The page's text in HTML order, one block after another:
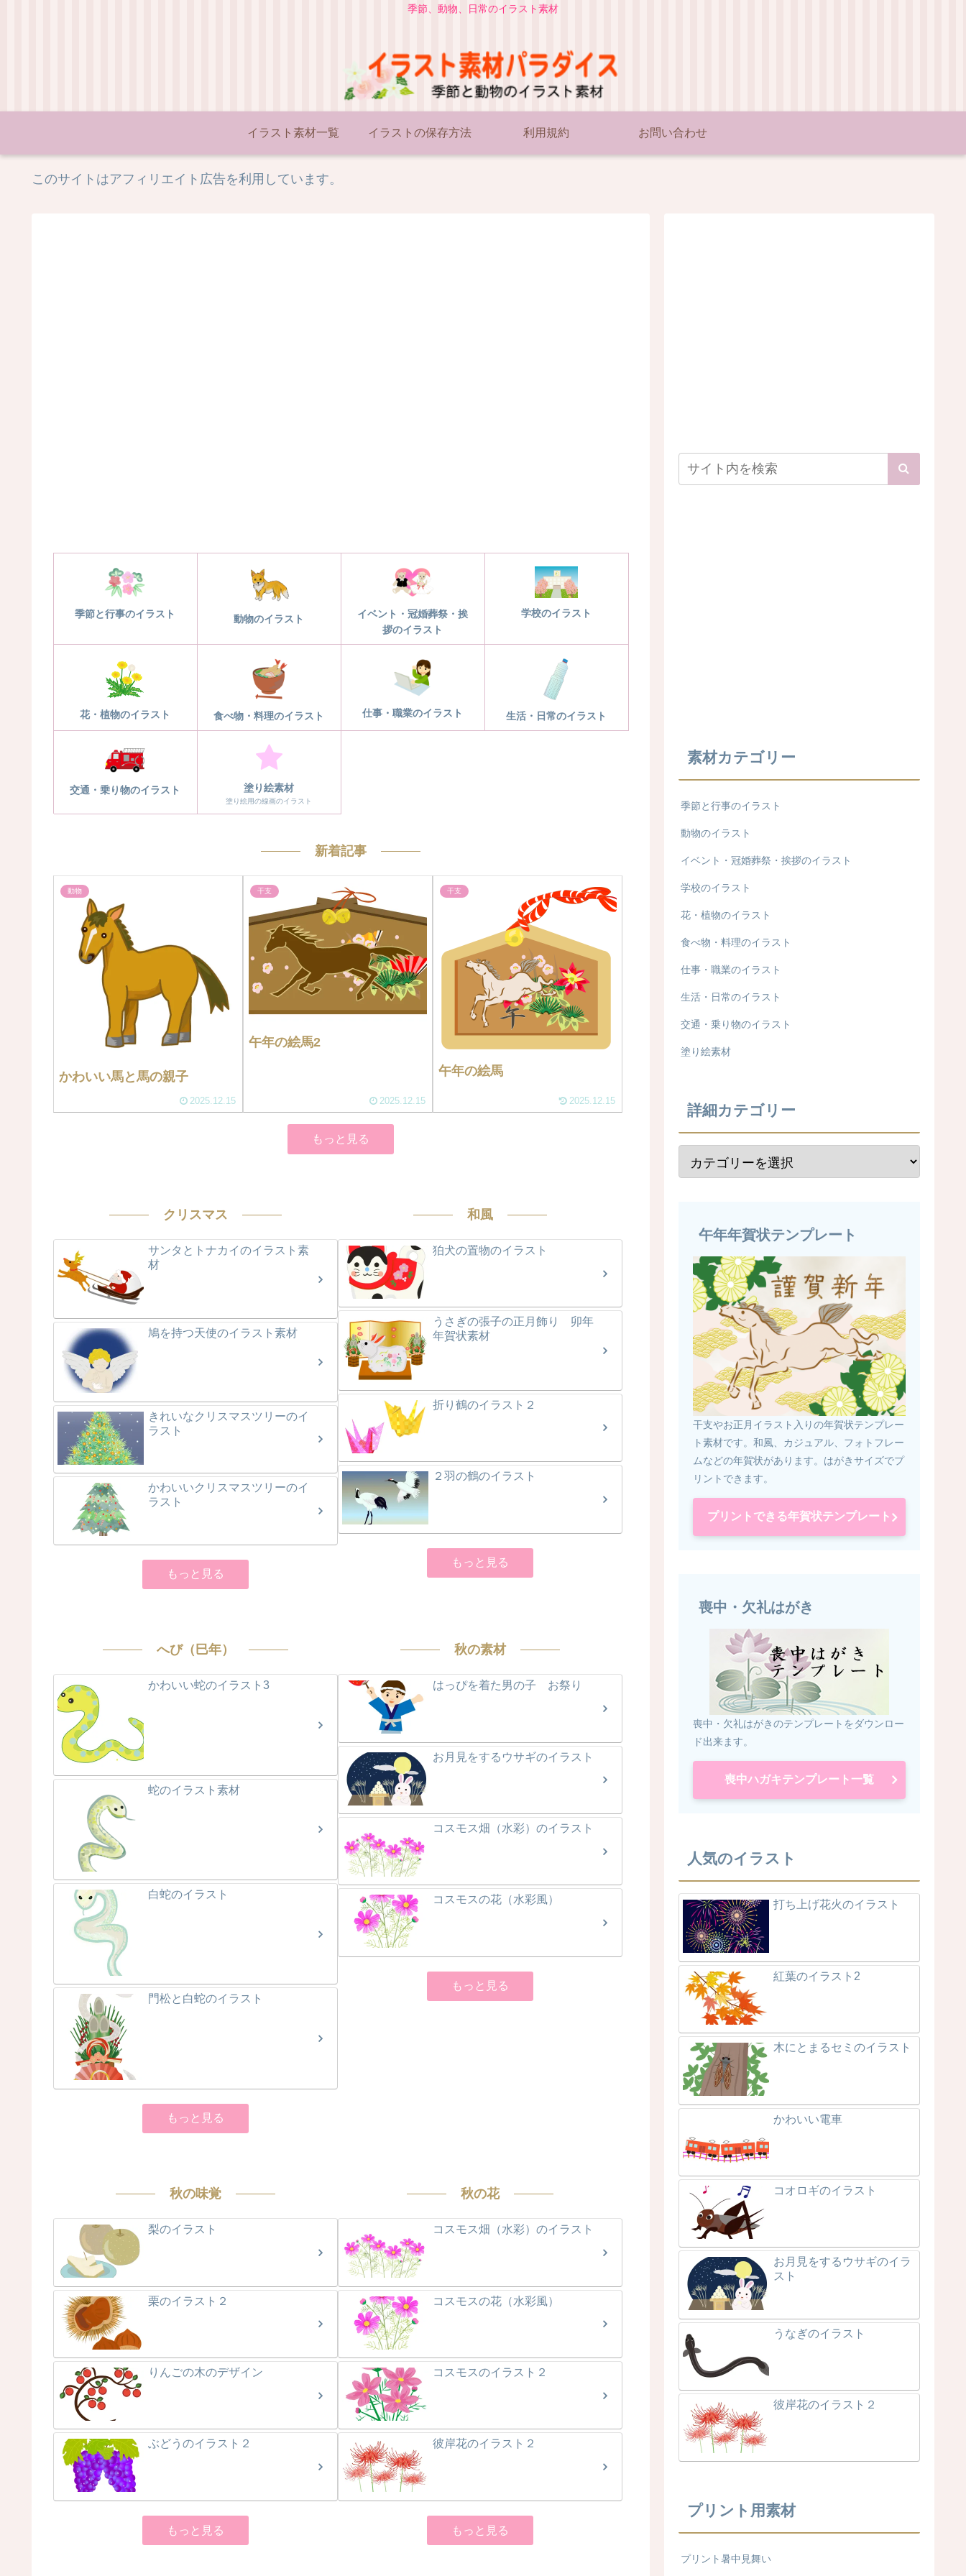
季節、動物、日常のイラスト素材
イラスト素材一覧 イラストの保存方法 利用規約 お問い合わせ
このサイトはアフィリエイト広告を利用しています。
季節と行事のイラスト 動物のイラスト
イベント・冠婚葬祭・挨
拶のイラスト
学校のイラスト
花・植物のイラスト 食べ物・料理のイラスト 仕事・職業のイラスト 生活・日常のイラスト
交通・乗り物のイラスト 塗り絵素材
塗り絵用の線画のイラスト
新着記事
動物
かわいい馬と馬の親子
2025.12.15
干支
午年の絵馬2
2025.12.15
干支
午年の絵馬
2025.12.15
もっと見る
クリスマス
サンタとトナカイのイラスト素
材
鳩を持つ天使のイラスト素材
きれいなクリスマスツリーのイ
ラスト
かわいいクリスマスツリーのイ
ラスト
もっと見る
和風
狛犬の置物のイラスト
うさぎの張子の正月飾り 卯年
年賀状素材
折り鶴のイラスト２
２羽の鶴のイラスト
もっと見る
へび（巳年）
かわいい蛇のイラスト3
蛇のイラスト素材
白蛇のイラスト
門松と白蛇のイラスト
もっと見る
秋の素材
はっぴを着た男の子 お祭り
お月見をするウサギのイラスト
コスモス畑（水彩）のイラスト
コスモスの花（水彩風）
もっと見る
秋の味覚
梨のイラスト
栗のイラスト２
りんごの木のデザイン
ぶどうのイラスト２
もっと見る
秋の花
コスモス畑（水彩）のイラスト
コスモスの花（水彩風）
コスモスのイラスト２
彼岸花のイラスト２
もっと見る
素材カテゴリー
季節と行事のイラスト
動物のイラスト
イベント・冠婚葬祭・挨拶のイラスト
学校のイラスト
花・植物のイラスト
食べ物・料理のイラスト
仕事・職業のイラスト
生活・日常のイラスト
交通・乗り物のイラスト
塗り絵素材
詳細カテゴリー
午年年賀状テンプレート
干支やお正月イラスト入りの年賀状テンプレー
ト素材です。和風、カジュアル、フォトフレー
ムなどの年賀状があります。はがきサイズでプ
リントできます。
プリントできる年賀状テンプレート
喪中・欠礼はがき
喪中・欠礼はがきのテンプレートをダウンロー
ド出来ます。
喪中ハガキテンプレート一覧
人気のイラスト
打ち上げ花火のイラスト
紅葉のイラスト2
木にとまるセミのイラスト
かわいい電車
コオロギのイラスト
お月見をするウサギのイラ
スト
うなぎのイラスト
彼岸花のイラスト２
プリント用素材
プリント暑中見舞い